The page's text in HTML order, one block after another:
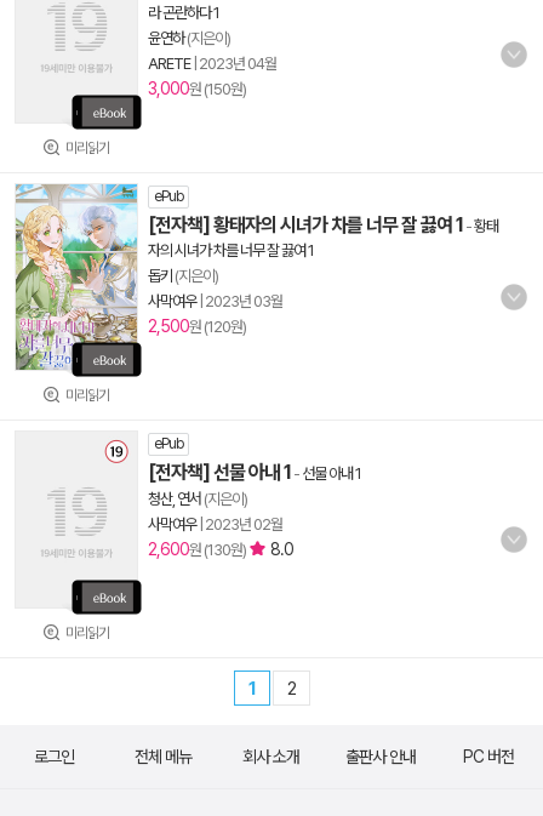
미리읽기
라 곤란하다 1
윤연하(지은이)
ARETE| 2023년 04월
3,000원 (150원)
미리읽기
ePub
[전자책] 황태자의 시녀가 차를 너무 잘 끓여 1 -황태
자의 시녀가 차를 너무 잘 끓여 1
돕키 (지은이)
사막여우| 2023년 03월
2,500원 (120원)
미리읽기
ePub
[전자책] 선물 아내 1 - 선물 아내 1
청산, 연서 (지은이)
사막여우| 2023년 02월
2,600원 (130원) 8.0
1 2
로그인 전체 메뉴 회사 소개 출판사 안내 PC 버전